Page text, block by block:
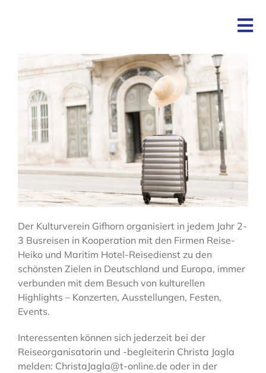
Über uns
Programm
Abos
Literaturclub
Der Kulturverein Gifhorn organisiert in jedem Jahr 2-
3 Busreisen in Kooperation mit den Firmen Reise-
Heiko und Maritim Hotel-Reisedienst zu den
schönsten Zielen in Deutschland und Europa, immer
verbunden mit dem Besuch von kulturellen
Highlights – Konzerten, Ausstellungen, Festen,
Events.
Interessenten können sich jederzeit bei der
Reiseorganisatorin und -begleiterin Christa Jagla
melden: ChristaJagla@t-online.de oder in der